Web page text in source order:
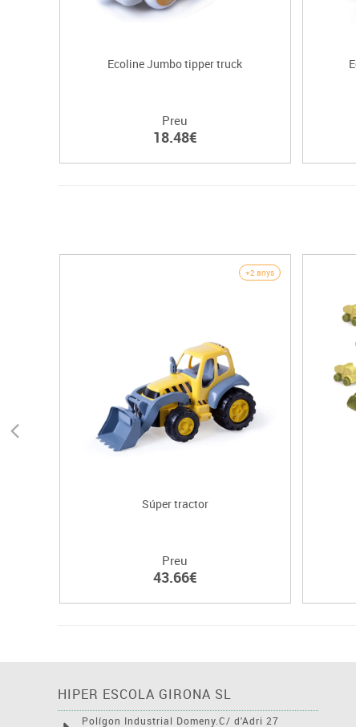
Ecoline Jumbo tipper truck
Preu
18.48€
+2 anys
Súper tractor
Preu
43.66€
HIPER ESCOLA GIRONA SL
Polígon Industrial Domeny.C/ d'Adri 27